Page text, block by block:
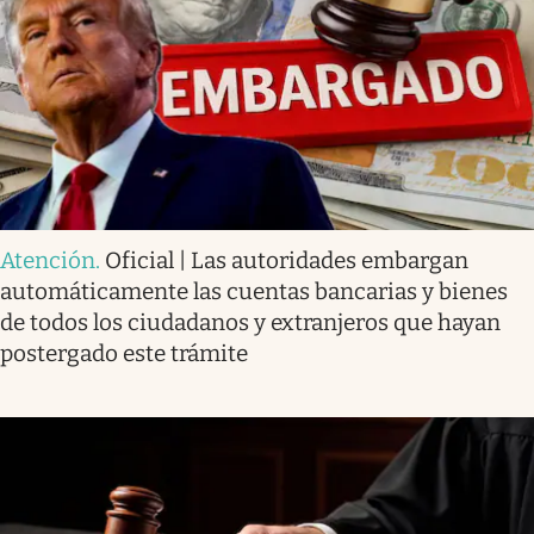
Atención. Oficial | Las autoridades embargan
automáticamente las cuentas bancarias y bienes
de todos los ciudadanos y extranjeros que hayan
postergado este trámite